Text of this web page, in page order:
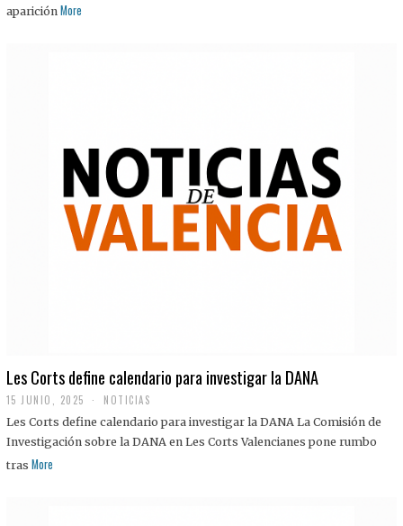
aparición More
Les Corts define calendario para investigar la DANA
15 JUNIO, 2025 NOTICIAS
Les Corts define calendario para investigar la DANA La Comisión de
Investigación sobre la DANA en Les Corts Valencianes pone rumbo
tras More